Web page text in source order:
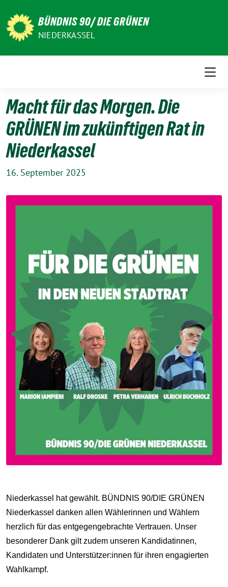
zum
Inhalt
BÜNDNIS 90/ DIE GRÜNEN
NIEDERKASSEL
Macht für das Morgen. Die
GRÜNEN im zukünftigen Rat in
Niederkassel
16. September 2025
Niederkassel hat gewählt. BÜNDNIS 90/DIE GRÜNEN
Niederkassel danken allen Wählerinnen und Wählern
herzlich für das entgegengebrachte Vertrauen. Unser
besonderer Dank gilt zudem unseren Kandidatinnen,
Kandidaten und Unterstützer:innen für ihren engagierten
Wahlkampf.